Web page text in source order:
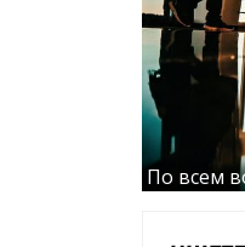
По всем